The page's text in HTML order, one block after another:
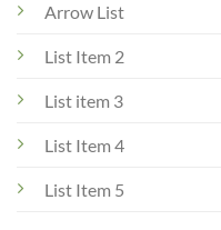
Arrow List
List Item 2
List item 3
List Item 4
List Item 5